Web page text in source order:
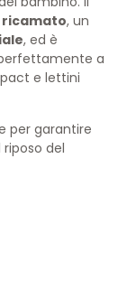
ricamato, un
, ed è
a
e lettini
per garantire
del